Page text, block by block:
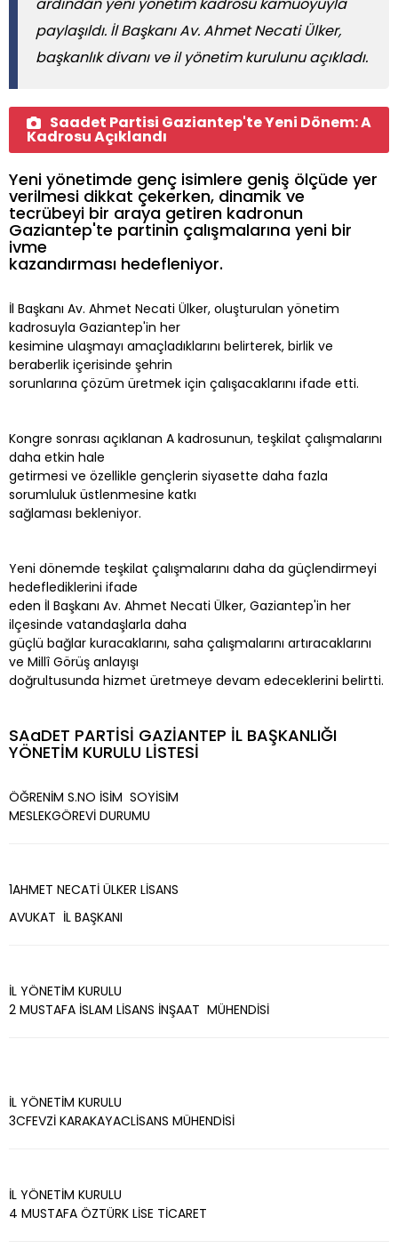
paylaşıldı. İl Başkanı Av. Ahmet Necati Ülker,
başkanlık divanı ve il yönetim kurulunu açıkladı.
Saadet Partisi Gaziantep'te Yeni Dönem: A
Kadrosu Açıklandı
Yeni yönetimde genç isimlere geniş ölçüde yer
verilmesi dikkat çekerken, dinamik ve
tecrübeyi bir araya getiren kadronun
Gaziantep'te partinin çalışmalarına yeni bir
ivme
kazandırması hedefleniyor.
İl Başkanı Av. Ahmet Necati Ülker, oluşturulan yönetim
kadrosuyla Gaziantep'in her
kesimine ulaşmayı amaçladıklarını belirterek, birlik ve
beraberlik içerisinde şehrin
sorunlarına çözüm üretmek için çalışacaklarını ifade etti.
Kongre sonrası açıklanan A kadrosunun, teşkilat çalışmalarını
daha etkin hale
getirmesi ve özellikle gençlerin siyasette daha fazla
sorumluluk üstlenmesine katkı
sağlaması bekleniyor.
Yeni dönemde teşkilat çalışmalarını daha da güçlendirmeyi
hedeflediklerini ifade
eden İl Başkanı Av. Ahmet Necati Ülker, Gaziantep'in her
ilçesinde vatandaşlarla daha
güçlü bağlar kuracaklarını, saha çalışmalarını artıracaklarını
ve Millî Görüş anlayışı
doğrultusunda hizmet üretmeye devam edeceklerini belirtti.
SAaDET PARTİSİ GAZİANTEP İL BAŞKANLIĞI
YÖNETİM KURULU LİSTESİ
ÖĞRENİM S.NO İSİM SOYİSİM
MESLEKGÖREVİ DURUMU
1AHMET NECATİ ÜLKER LİSANS
AVUKAT İL BAŞKANI
İL YÖNETİM KURULU
2 MUSTAFA İSLAM LİSANS İNŞAAT MÜHENDİSİ
İL YÖNETİM KURULU
3CFEVZİ KARAKAYACLİSANS MÜHENDİSİ
İL YÖNETİM KURULU
4 MUSTAFA ÖZTÜRK LİSE TİCARET